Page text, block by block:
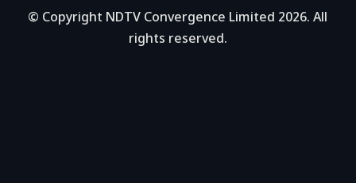
© Copyright NDTV Convergence Limited 2026. All
rights reserved.